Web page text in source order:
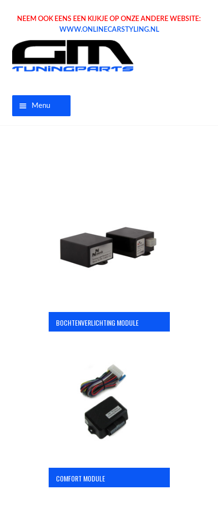
NEEM OOK EENS EEN KIJKJE OP ONZE ANDERE WEBSITE:
WWW.ONLINECARSTYLING.NL
Menu
Inloggen / Registreren
BOCHTENVERLICHTING MODULE
COMFORT MODULE